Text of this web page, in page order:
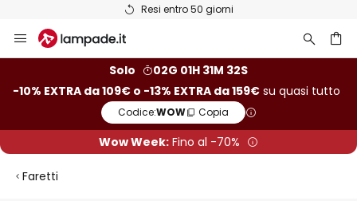
Resi entro 50 giorni
Salta
al
Solo
02G 01H 31M 31S
-10% EXTRA da 109€ o -13% EXTRA da 159€ su quasi tutto
Codice:WOW Copia
Wow Week: Fino al -70%
Faretti